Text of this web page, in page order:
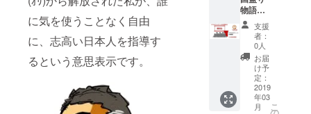
に気を使うことなく自由
に、志高い日本人を指導す
るという意思表示です。
スキルを社
内外に指
導。販売企
画マネー
ジャーとし
て日用品・
医薬品等の
山市内
猛獣塾
Webコ
ミュニ
ティ/ビ
ジネス
クラブ
説明
会 参
加権利
物語を
プロ
デュー
スして
います
CAMPF
IRE公式
キュ
レー
ター
支援
者：
0人
お届
け予
定：
2019
年03
月
こ